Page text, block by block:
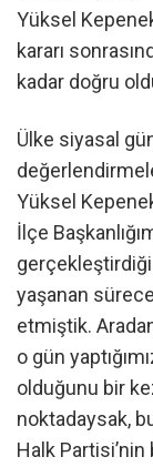
Yüksel
kararı
kadar doğru
Ülke siyasal
Yüksel
İlçe
yaşanan
etmiştik.
o gün
olduğunu bir
noktadaysak,
Halk